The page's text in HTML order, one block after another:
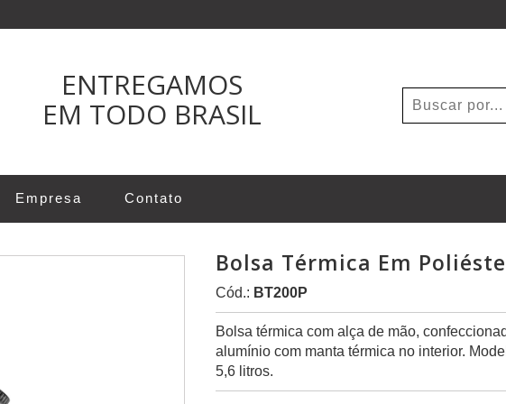
ENTREGAMOS
EM TODO BRASIL
Empresa Contato
Bolsa Térmica Em
Cód.: BT200P
Bolsa térmica com alça de mão,
alumínio com manta térmica no interior.
5,6 litros.